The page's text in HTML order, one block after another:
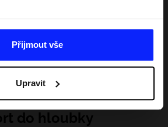
Přijmout vše
Upravit
do hloubky